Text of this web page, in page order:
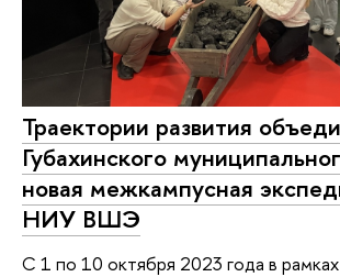
Траектории развития
Губахинского
новая межкампусная
НИУ ВШЭ
С 1 по 10 октября 2023 года в